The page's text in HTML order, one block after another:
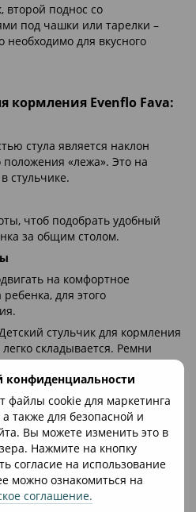
файлы cookie для маркетинга
также для безопасной и
Вы можете изменить это в
Нажмите на кнопку
согласие на использование
можно ознакомиться на
соглашение.
второй поднос со
под чашки или тарелки –
необходимо для вкусного
кормления Evenflo Fava:
стула является наклон
«лежа». Это на
стульчике.
чтоб подобрать удобный
за общим столом.
на комфортное
для этого
стульчик для кормления
складывается. Ремни
было безопасно в стульчике,
ремни безопасности с
необходимо
110 см.